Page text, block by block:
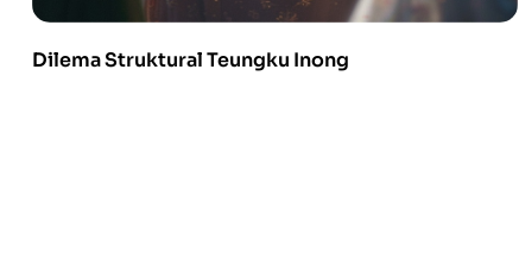
Dilema Struktural Teungku Inong